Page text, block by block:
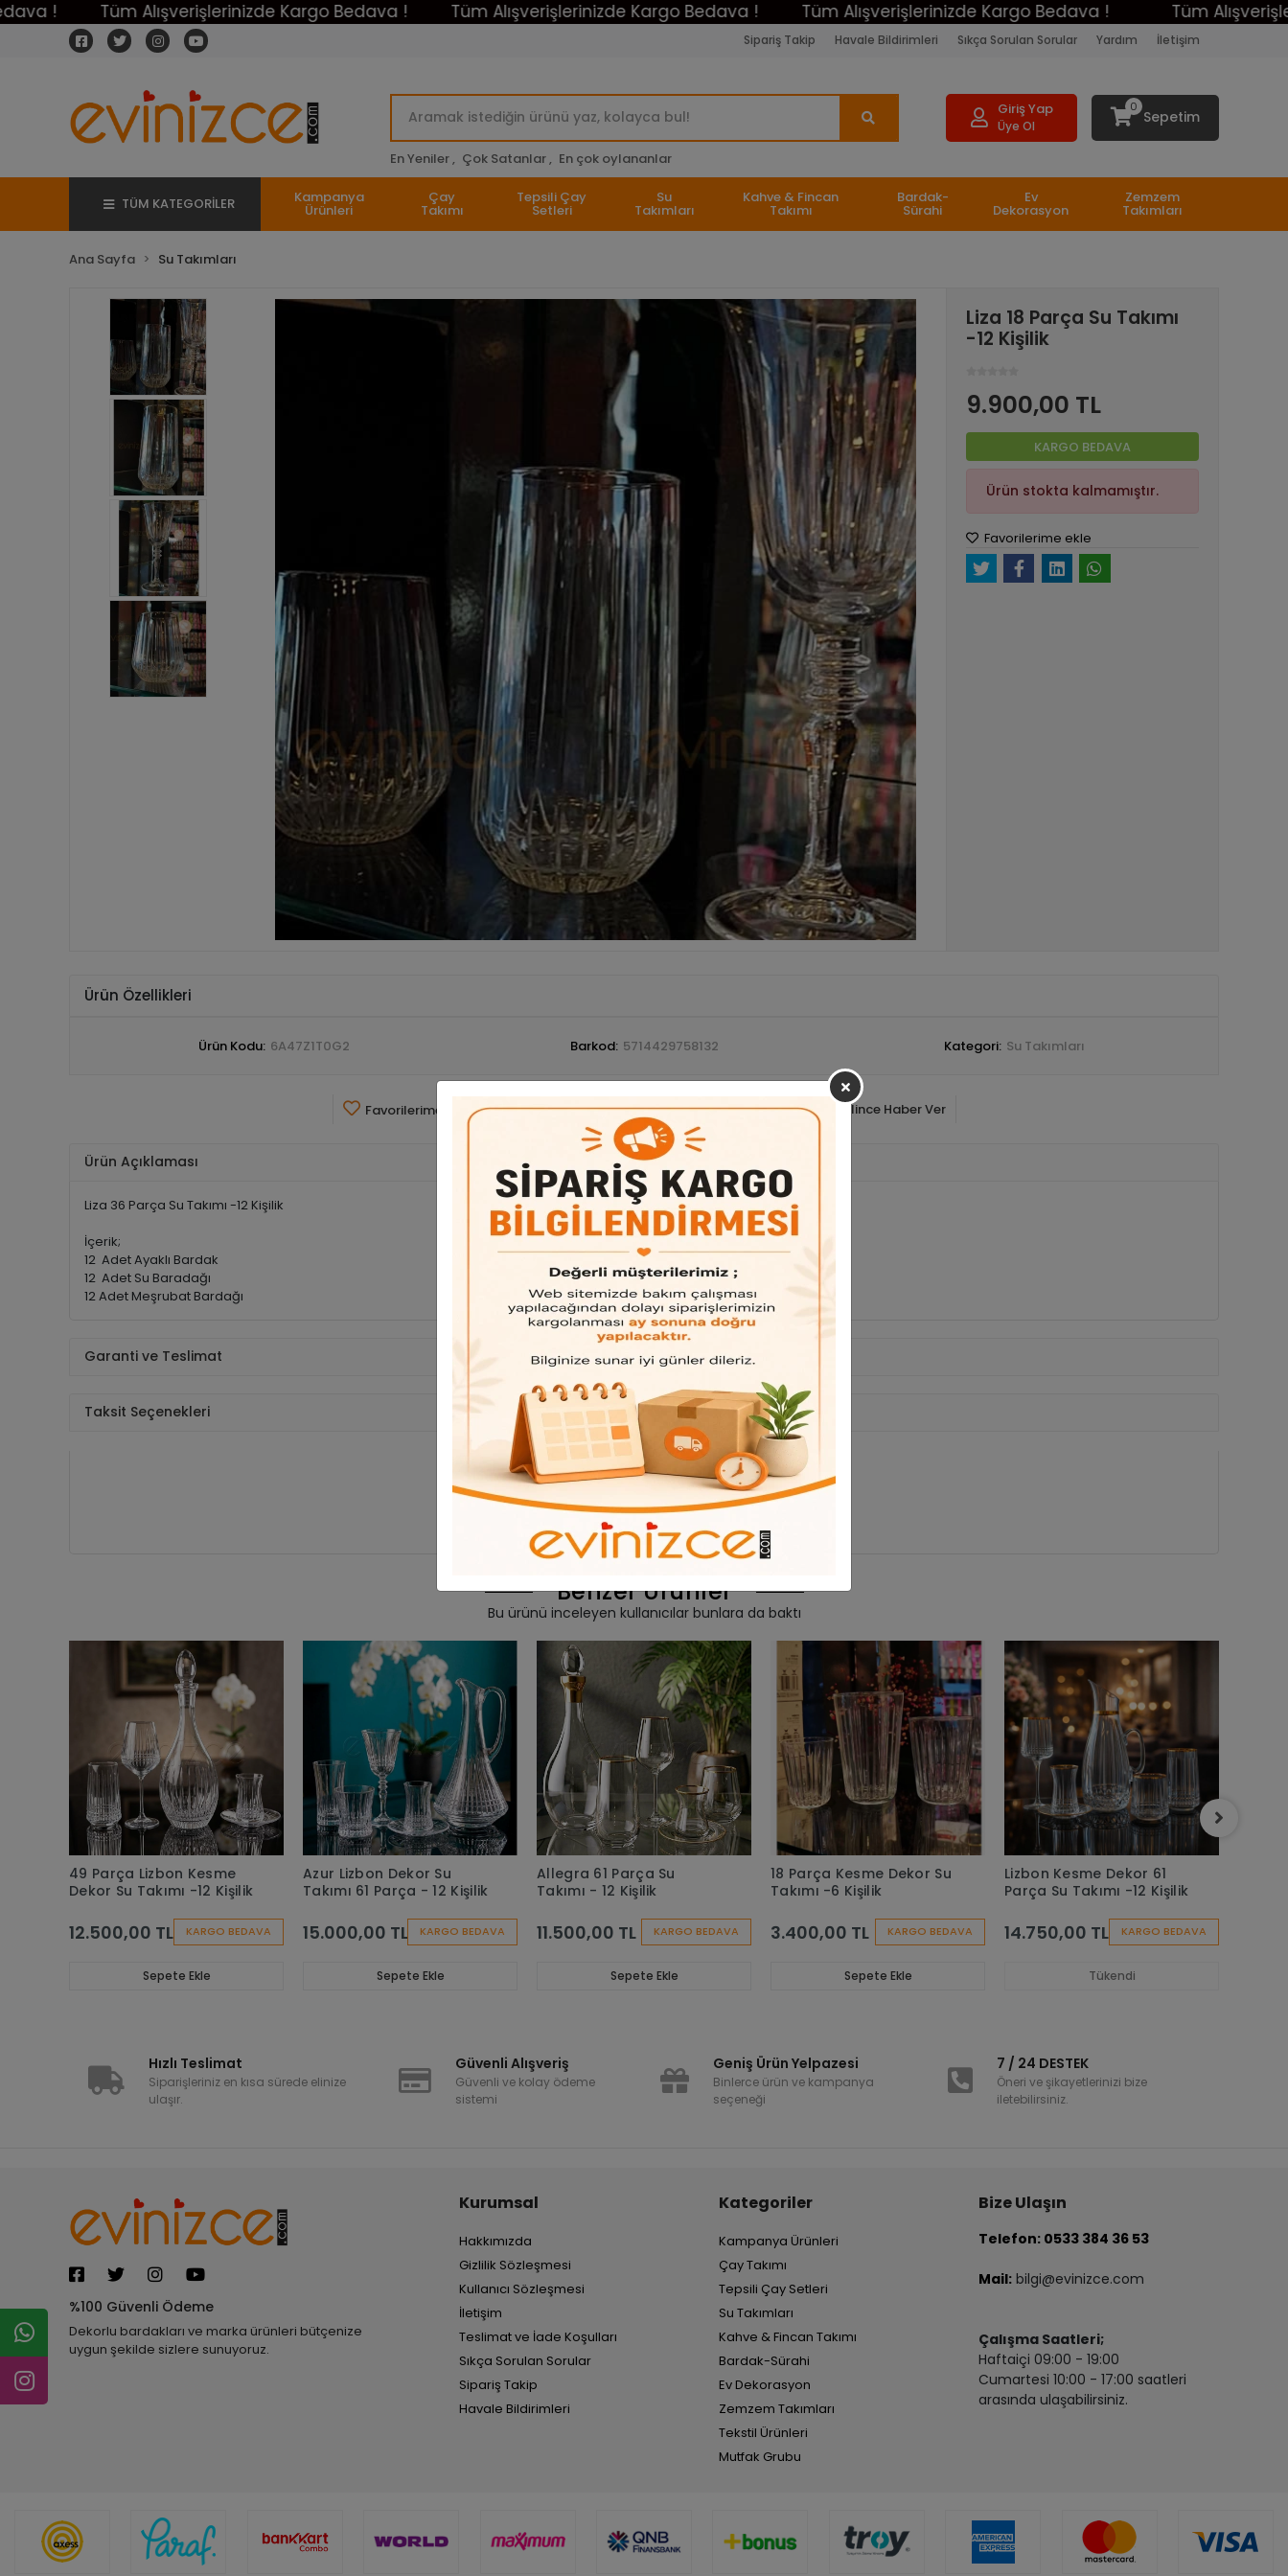
Tüm Alışverişlerinizde Kargo Bedava ! Tüm Alışverişlerinizde Kargo Bedava ! Tüm Alışverişlerinizde Kargo Bedava ! Tüm
Sipariş Takip Havale Bildirimleri Sıkça Sorulan Sorular Yardım İletişim
En Yeniler , Çok Satanlar , En çok oylananlar
Giriş Yap
Üye Ol
0
Sepetim
TÜM KATEGORİLER Kampanya
Ürünleri
Çay
Takımı
Tepsili Çay
Setleri
Su
Takımları
Kahve & Fincan
Takımı
Bardak-
Sürahi
Ev
Dekorasyon
Zemzem
Takımları
Ana Sayfa Su Takımları
Liza 18 Parça Su Takımı
-12 Kişilik
9.900,00 TL
KARGO BEDAVA
Ürün stokta kalmamıştır.
Favorilerime ekle
Ürün Özellikleri
Ürün Kodu: 6A47Z1T0G2 Barkod: 5714429758132 Kategori: Su Takımları
Favorilerime Ekle Tavsiye Et Yorum Yaz Karşılaştır Gelince Haber Ver
Ürün Açıklaması
Liza 36 Parça Su Takımı -12 Kişilik
İçerik;
12 Adet Ayaklı Bardak
12 Adet Su Baradağı
12 Adet Meşrubat Bardağı
Garanti ve Teslimat
Taksit Seçenekleri
Bu ürün için henüz yorum yapılmadı.
Yorum Yap
Benzer Ürünler
Bu ürünü inceleyen kullanıcılar bunlara da baktı
KARGO BEDAVA
49 Parça Lizbon Kesme
Dekor Su Takımı -12 Kişilik
12.500,00 TL
Sepete Ekle
KARGO BEDAVA
Azur Lizbon Dekor Su
Takımı 61 Parça - 12 Kişilik
15.000,00 TL
Sepete Ekle
KARGO BEDAVA
Allegra 61 Parça Su
Takımı - 12 Kişilik
11.500,00 TL
Sepete Ekle
KARGO BEDAVA
18 Parça Kesme Dekor Su
Takımı -6 Kişilik
3.400,00 TL
Sepete Ekle
KARGO BEDAVA
Lizbon Kesme Dekor 61
Parça Su Takımı -12 Kişilik
14.750,00 TL
Tükendi
Hızlı Teslimat
Siparişleriniz en kısa sürede elinize
ulaşır.
Güvenli Alışveriş
Güvenli ve kolay ödeme
sistemi
Geniş Ürün Yelpazesi
Binlerce ürün ve kampanya
seçeneği
7 / 24 DESTEK
Öneri ve şikayetlerinizi bize
iletebilirsiniz.
%100 Güvenli Ödeme
Dekorlu bardakları ve marka ürünleri bütçenize
uygun şekilde sizlere sunuyoruz.
Kurumsal
Hakkımızda
Gizlilik Sözleşmesi
Kullanıcı Sözleşmesi
İletişim
Teslimat ve İade Koşulları
Sıkça Sorulan Sorular
Sipariş Takip
Havale Bildirimleri
Kategoriler
Kampanya Ürünleri
Çay Takımı
Tepsili Çay Setleri
Su Takımları
Kahve & Fincan Takımı
Bardak-Sürahi
Ev Dekorasyon
Zemzem Takımları
Tekstil Ürünleri
Mutfak Grubu
Bize Ulaşın
Telefon: 0533 384 36 53
Mail: bilgi@evinizce.com
Çalışma Saatleri;
Haftaiçi 09:00 - 19:00
Cumartesi 10:00 - 17:00 saatleri
arasında ulaşabilirsiniz.